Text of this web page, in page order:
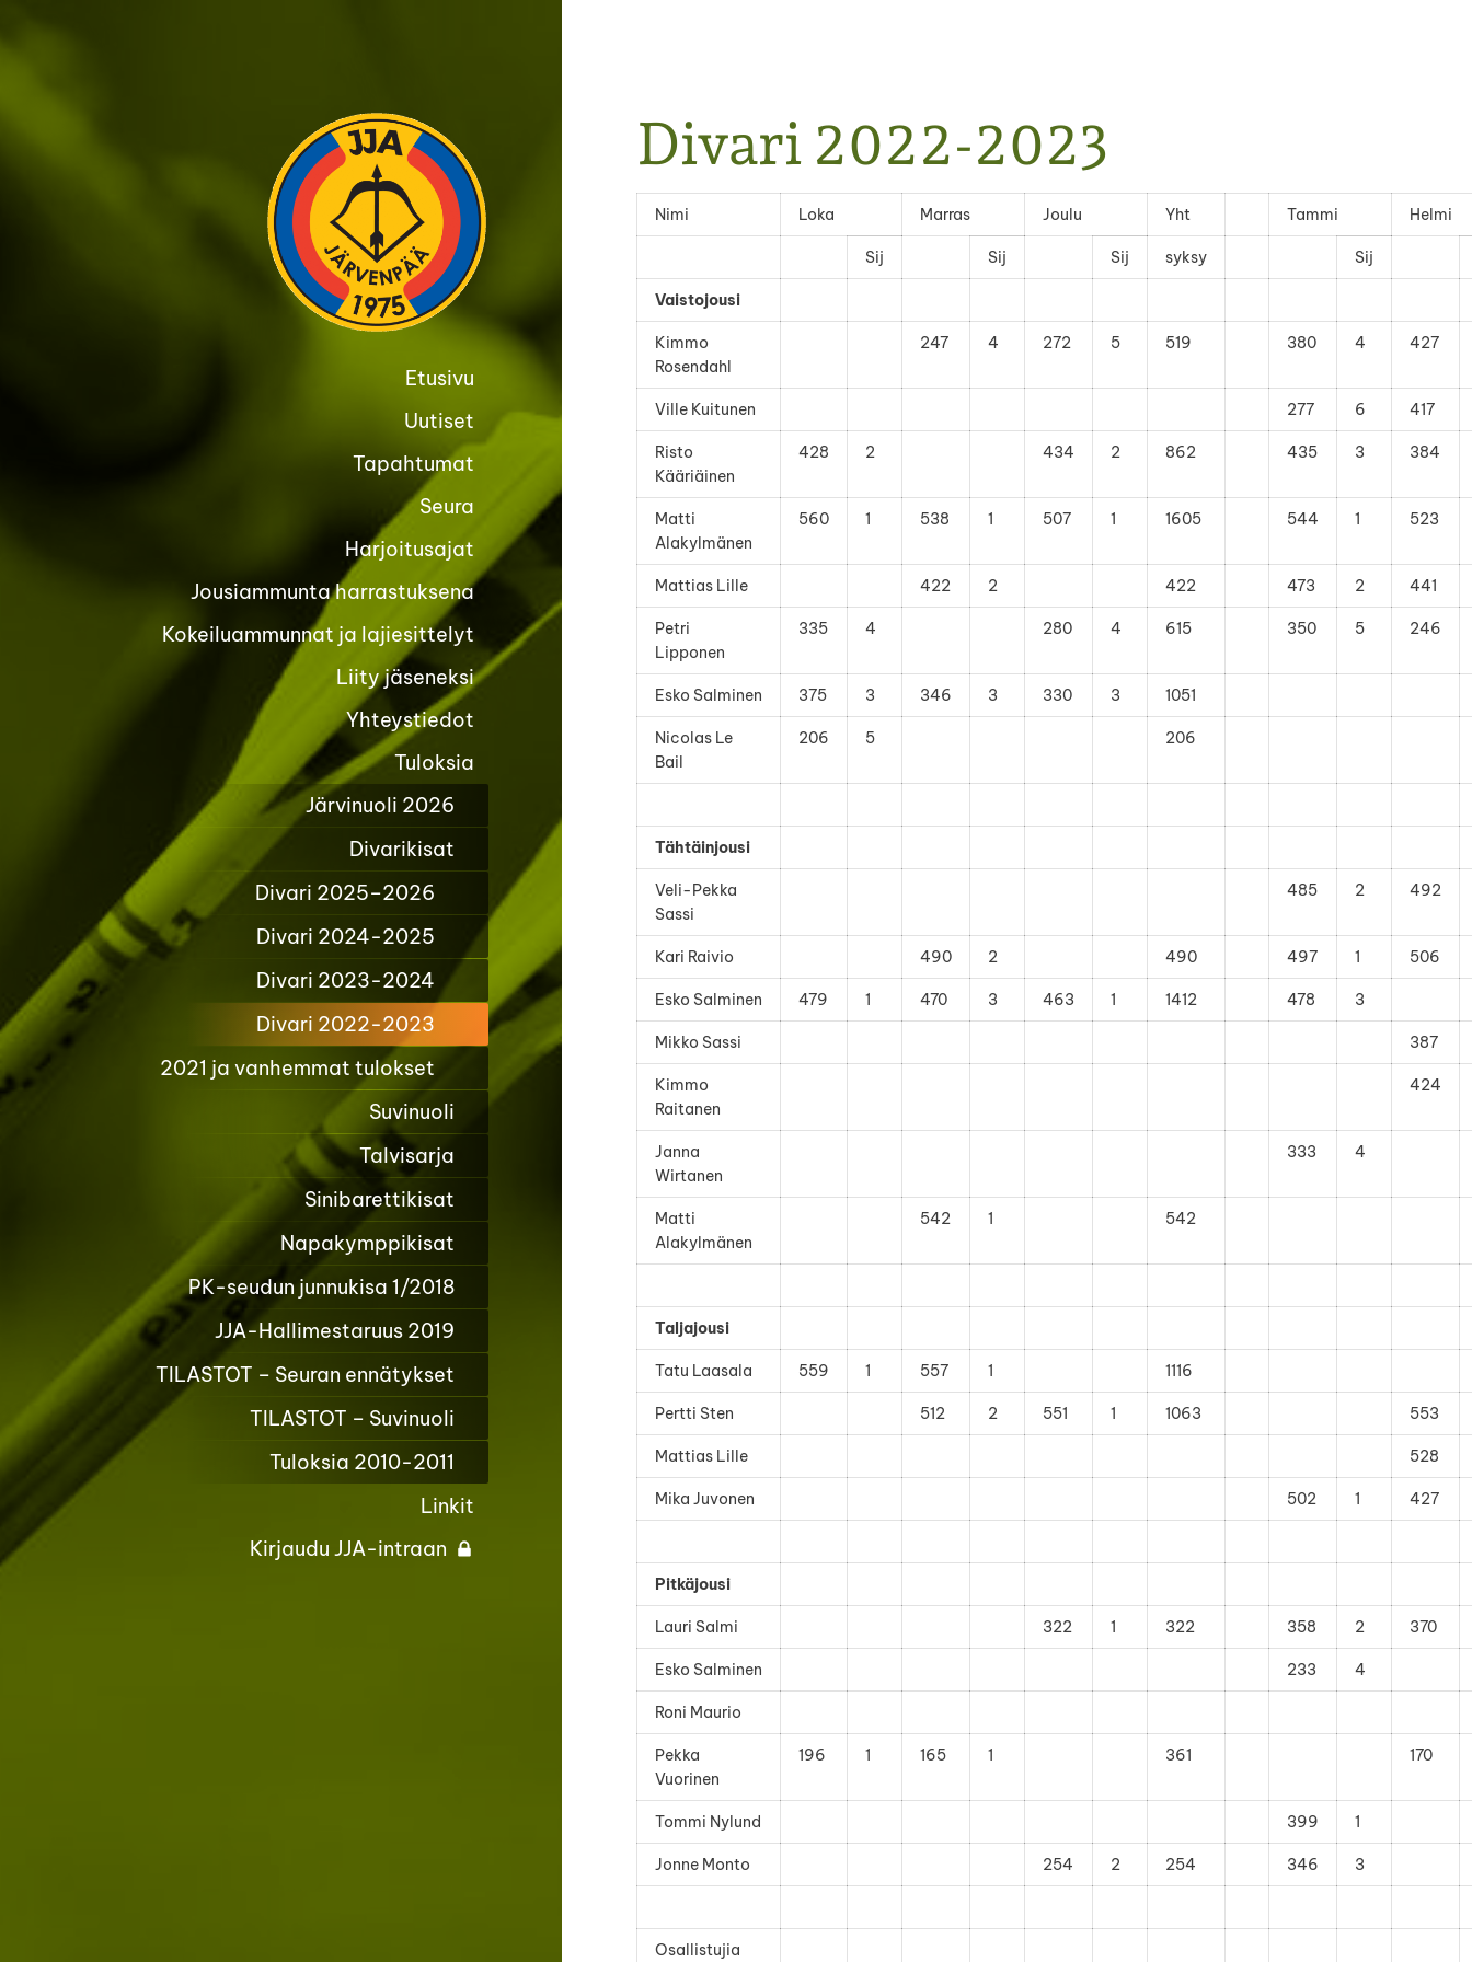
Järvenpään Jousiampujat ry
Etusivu
Uutiset
Tapahtumat
Seura
Harjoitusajat
Jousiammunta harrastuksena
Kokeiluammunnat ja lajiesittelyt
Liity jäseneksi
Yhteystiedot
Tuloksia
Järvinuoli 2026
Divarikisat
Divari 2025–2026
Divari 2024-2025
Divari 2023-2024
Divari 2022-2023
2021 ja vanhemmat tulokset
Suvinuoli
Talvisarja
Sinibarettikisat
Napakymppikisat
PK-seudun junnukisa 1/2018
JJA-Hallimestaruus 2019
TILASTOT – Seuran ennätykset
TILASTOT – Suvinuoli
Tuloksia 2010-2011
Linkit
Kirjaudu JJA-intraan
Divari 2022-2023
Nimi Loka Marras Joulu Yht Tammi Helmi
Sij Sij Sij syksy Sij
Vaistojousi
Kimmo
Rosendahl
247 4 272 5 519 380 4 427
Ville Kuitunen 277 6 417
Risto
Kääriäinen
428 2 434 2 862 435 3 384
Matti
Alakylmänen
560 1 538 1 507 1 1605 544 1 523
Mattias Lille 422 2 422 473 2 441
Petri
Lipponen
335 4 280 4 615 350 5 246
Esko Salminen 375 3 346 3 330 3 1051
Nicolas Le
Bail
206 5 206
Tähtäinjousi
Veli-Pekka
Sassi
485 2 492
Kari Raivio 490 2 490 497 1 506
Esko Salminen 479 1 470 3 463 1 1412 478 3
Mikko Sassi 387
Kimmo
Raitanen
424
Janna
Wirtanen
333 4
Matti
Alakylmänen
542 1 542
Taljajousi
Tatu Laasala 559 1 557 1 1116
Pertti Sten 512 2 551 1 1063 553
Mattias Lille 528
Mika Juvonen 502 1 427
Pitkäjousi
Lauri Salmi 322 1 322 358 2 370
Esko Salminen 233 4
Roni Maurio
Pekka
Vuorinen
196 1 165 1 361 170
Tommi Nylund 399 1
Jonne Monto 254 2 254 346 3
Osallistujia